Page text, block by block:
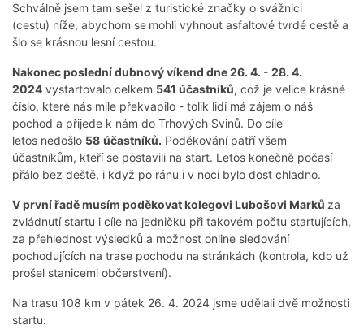
Schválně jsem tam sešel z turistické značky o svážnici
(cestu) níže, abychom se mohli vyhnout asfaltové tvrdé cestě a
šlo se krásnou lesní cestou.
Nakonec poslední dubnový víkend dne 26. 4. - 28. 4.
2024 vystartovalo celkem 541 účastníků, což je velice krásné
číslo, které nás mile překvapilo - tolik lidí má zájem o náš
pochod a přijede k nám do Trhových Svinů. Do cíle
letos nedošlo 58 účastníků. Poděkování patří všem
účastníkům, kteří se postavili na start. Letos konečně počasí
přálo bez deště, i když po ránu i v noci bylo dost chladno.
V první řadě musím poděkovat kolegovi Lubošovi Marků za
zvládnutí startu i cíle na jedničku při takovém počtu startujících,
za přehlednost výsledků a možnost online sledování
pochodujících na trase pochodu na stránkách (kontrola, kdo už
prošel stanicemi občerstvení).
Na trasu 108 km v pátek 26. 4. 2024 jsme udělali dvě možnosti
startu: